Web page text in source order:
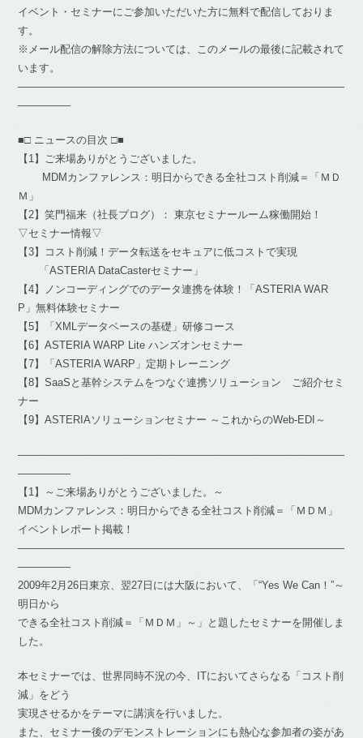
イベント・セミナーにご参加いただいた方に無料で配信しておりま
す。
※メール配信の解除方法については、このメールの最後に記載されて
います。
―――――――――――――――――――――――――――――――
―――――
■□ ニュースの目次 □■
【1】ご来場ありがとうございました。
MDMカンファレンス：明日からできる全社コスト削減＝「ＭＤ
Ｍ」
【2】笑門福来（社長ブログ）： 東京セミナールーム稼働開始！
▽セミナー情報▽
【3】コスト削減！データ転送をセキュアに低コストで実現
「ASTERIA DataCasterセミナー」
【4】ノンコーディングでのデータ連携を体験！「ASTERIA WAR
P」無料体験セミナー
【5】「XMLデータベースの基礎」研修コース
【6】ASTERIA WARP Lite ハンズオンセミナー
【7】「ASTERIA WARP」定期トレーニング
【8】SaaSと基幹システムをつなぐ連携ソリューション ご紹介セミ
ナー
【9】ASTERIAソリューションセミナー ～これからのWeb-EDI～
―――――――――――――――――――――――――――――――
―――――
【1】～ご来場ありがとうございました。～
MDMカンファレンス：明日からできる全社コスト削減＝「ＭＤＭ」
イベントレポート掲載！
―――――――――――――――――――――――――――――――
―――――
2009年2月26日東京、翌27日には大阪において、「“Yes We Can！”～
明日から
できる全社コスト削減＝「ＭＤＭ」～」と題したセミナーを開催しま
した。
本セミナーでは、世界同時不況の今、ITにおいてさらなる「コスト削
減」をどう
実現させるかをテーマに講演を行いました。
また、セミナー後のデモンストレーションにも熱心な参加者の姿があ